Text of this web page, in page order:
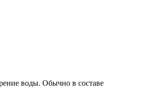
воды. Обычно в составе